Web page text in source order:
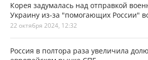
Корея задумалась над отправкой
Украину из-за "помогающих России"
22 октября 2024, 12:32
Россия в полтора раза увеличила